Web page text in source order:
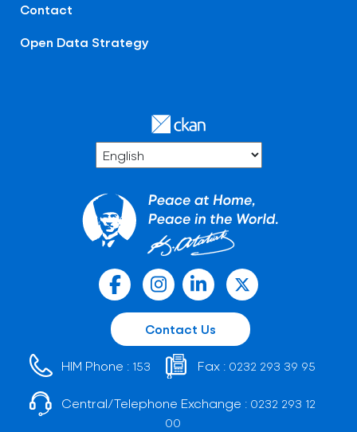
Contact
Open Data Strategy
Contact Us
HIM Phone : 153 Fax : 0232 293 39 95
Central/Telephone Exchange : 0232 293 12
00